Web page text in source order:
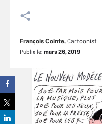
François Cointe, Cartoonist
Publié le: mars 26, 2019